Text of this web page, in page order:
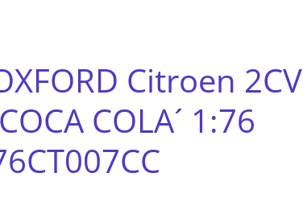
Citroen 2CV
COLA´ 1:76